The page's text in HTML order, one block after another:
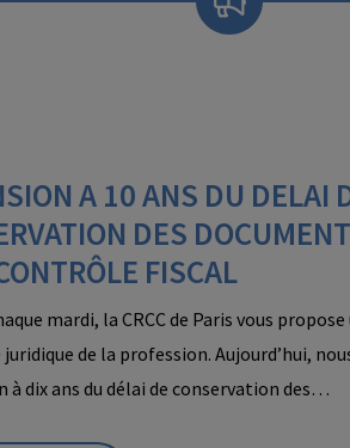
A 10 ANS DU DELAI
DES
FISCAL
mardi, la CRCC de Paris vous
de la profession. Aujourd’hui,
à dix ans du délai de conservation des…